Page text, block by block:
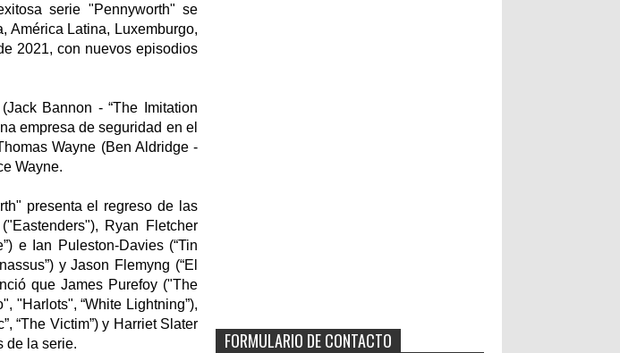
serie "Pennyworth" se
América Latina, Luxemburgo,
2021, con nuevos episodios
Bannon - “The Imitation
empresa de seguridad en el
Wayne (Ben Aldridge -
Wayne.
presenta el regreso de las
Ryan Fletcher
e Ian Puleston-Davies (“Tin
y Jason Flemyng (“El
que James Purefoy ("The
"Harlots", “White Lightning”),
“The Victim”) y Harriet Slater
de la serie.
FORMULARIO DE CONTACTO